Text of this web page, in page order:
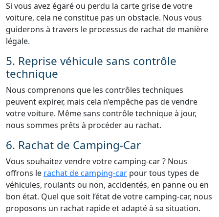
Si vous avez égaré ou perdu la carte grise de votre
voiture, cela ne constitue pas un obstacle. Nous vous
guiderons à travers le processus de rachat de manière
légale.
5. Reprise véhicule sans contrôle
technique
Nous comprenons que les contrôles techniques
peuvent expirer, mais cela n’empêche pas de vendre
votre voiture. Même sans contrôle technique à jour,
nous sommes prêts à procéder au rachat.
6. Rachat de Camping-Car
Vous souhaitez vendre votre camping-car ? Nous
offrons le rachat de camping-car pour tous types de
véhicules, roulants ou non, accidentés, en panne ou en
bon état. Quel que soit l’état de votre camping-car, nous
proposons un rachat rapide et adapté à sa situation.